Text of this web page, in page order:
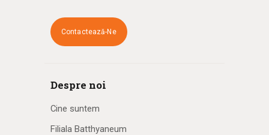
Contactează-Ne
Despre noi
Cine suntem
Filiala Batthyaneum